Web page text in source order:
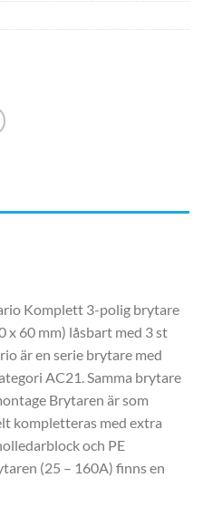
Komplett 3-polig brytare
60 mm) låsbart med 3 st
är en serie brytare med
AC21. Samma brytare
Brytaren är som
kompletteras med extra
och PE
(25 – 160A) finns en